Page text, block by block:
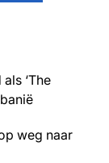
‘The
weg naar